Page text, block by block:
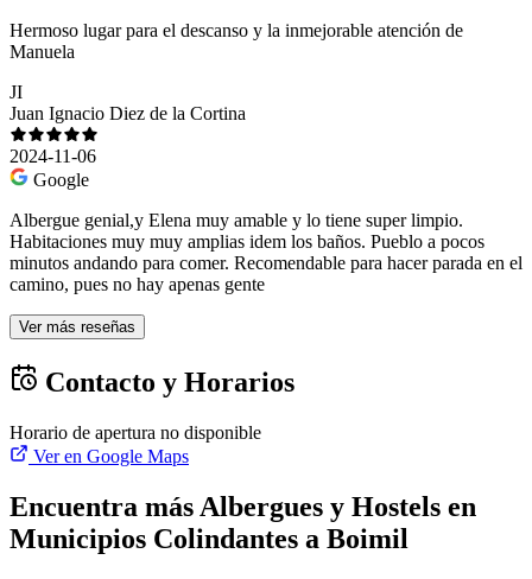
Hermoso lugar para el descanso y la inmejorable atención de
Manuela
JI
Juan Ignacio Diez de la Cortina
2024-11-06
Google
Albergue genial,y Elena muy amable y lo tiene super limpio.
Habitaciones muy muy amplias idem los baños. Pueblo a pocos
minutos andando para comer. Recomendable para hacer parada en el
camino, pues no hay apenas gente
Ver más reseñas
Contacto y Horarios
Horario de apertura no disponible
Ver en Google Maps
Encuentra más Albergues y Hostels en
Municipios Colindantes a Boimil